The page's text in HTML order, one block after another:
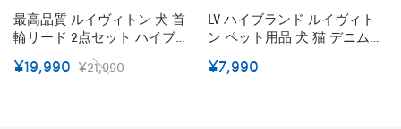
最高品質 ルイヴィトン 犬 首
輪リード 2点セット ハイブラ
ンド Lv 犬の首輪 革の犬の首
輪 ペット用品 経典モノグラ
¥19,990 ¥21,990
LV ハイブランド ルイヴィト
ン ペット用品 犬 猫 デニムバ
リーバッグ ペット 猫 小型犬
¥7,990